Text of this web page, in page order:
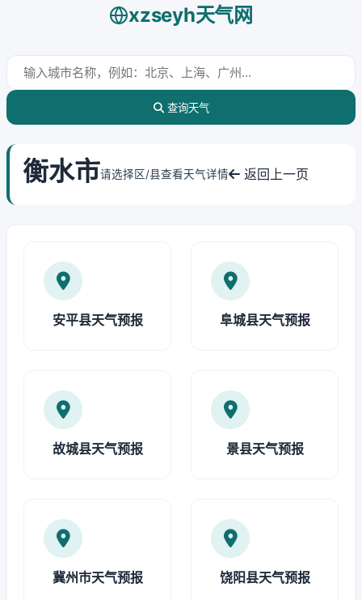
xzseyh天气网
查询天气
衡水市请选择区/县查看天气详情 返回上一页
安平县天气预报 阜城县天气预报
故城县天气预报 景县天气预报
冀州市天气预报 饶阳县天气预报